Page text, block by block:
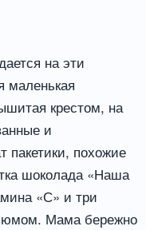
на эти
маленькая
крестом, на
и
пакетики, похожие
шоколада «Наша
«С» и три
Мама бережно